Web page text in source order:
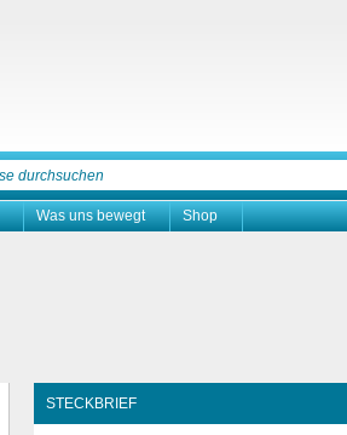
Was uns bewegt Shop
STECKBRIEF